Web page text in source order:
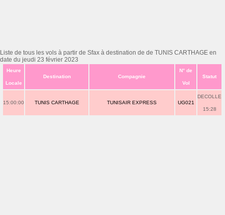
Liste de tous les vols à partir de Sfax à destination de de TUNIS CARTHAGE en
date du jeudi 23 février 2023
Heure
Locale
Destination Compagnie
N° de
Vol
Statut
15:00:00 TUNIS CARTHAGE TUNISAIR EXPRESS UG021
DECOLLE
15:28